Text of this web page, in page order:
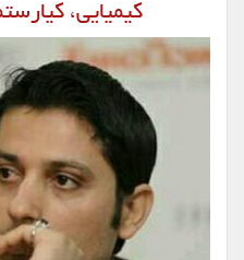
کیمیایی،